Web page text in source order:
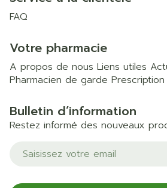
FAQ
Votre pharmacie
A propos de nous Liens utiles
Pharmacien de garde Prescription
Bulletin d’information
Restez informé des nouveaux
Adresse mail